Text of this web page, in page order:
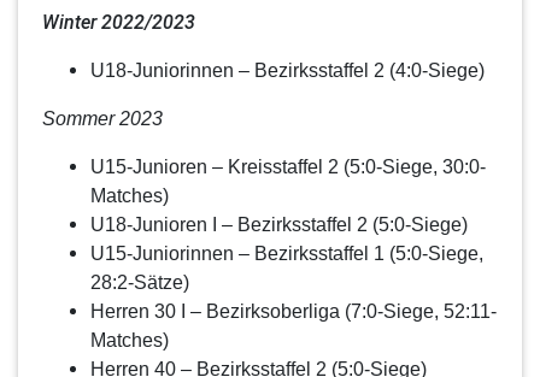
Winter 2022/2023
U18-Juniorinnen – Bezirksstaffel 2 (4:0-Siege)
Sommer 2023
U15-Junioren – Kreisstaffel 2 (5:0-Siege, 30:0-
Matches)
U18-Junioren I – Bezirksstaffel 2 (5:0-Siege)
U15-Juniorinnen – Bezirksstaffel 1 (5:0-Siege,
28:2-Sätze)
Herren 30 I – Bezirksoberliga (7:0-Siege, 52:11-
Matches)
Herren 40 – Bezirksstaffel 2 (5:0-Siege)